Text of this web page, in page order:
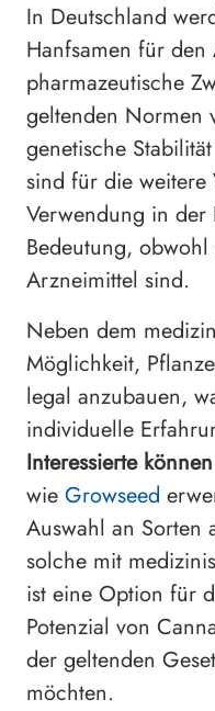
In Deutschland
Hanfsamen für
pharmazeutische
geltenden Normen
genetische
sind für die weitere
Verwendung in der
Bedeutung,
Arzneimittel sind.
Neben dem
Möglichkeit,
legal anzubauen,
individuelle
Interessierte
wie Growseed
Auswahl an Sorten
solche mit
ist eine Option für
Potenzial von
der geltenden
möchten.